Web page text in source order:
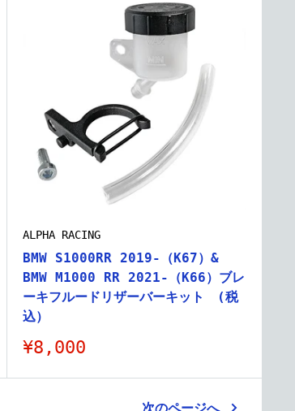
ALPHA RACING
BMW S1000RR 2019-（K67）&
BMW M1000 RR 2021-（K66）ブレ
ーキフルードリザーバーキット (税
込）
販
価
¥8,000
次のページへ